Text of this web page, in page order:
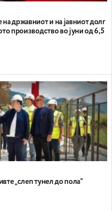
државниот и на јавниот долг
производство во јуни од 6,5
„слеп тунел до пола“